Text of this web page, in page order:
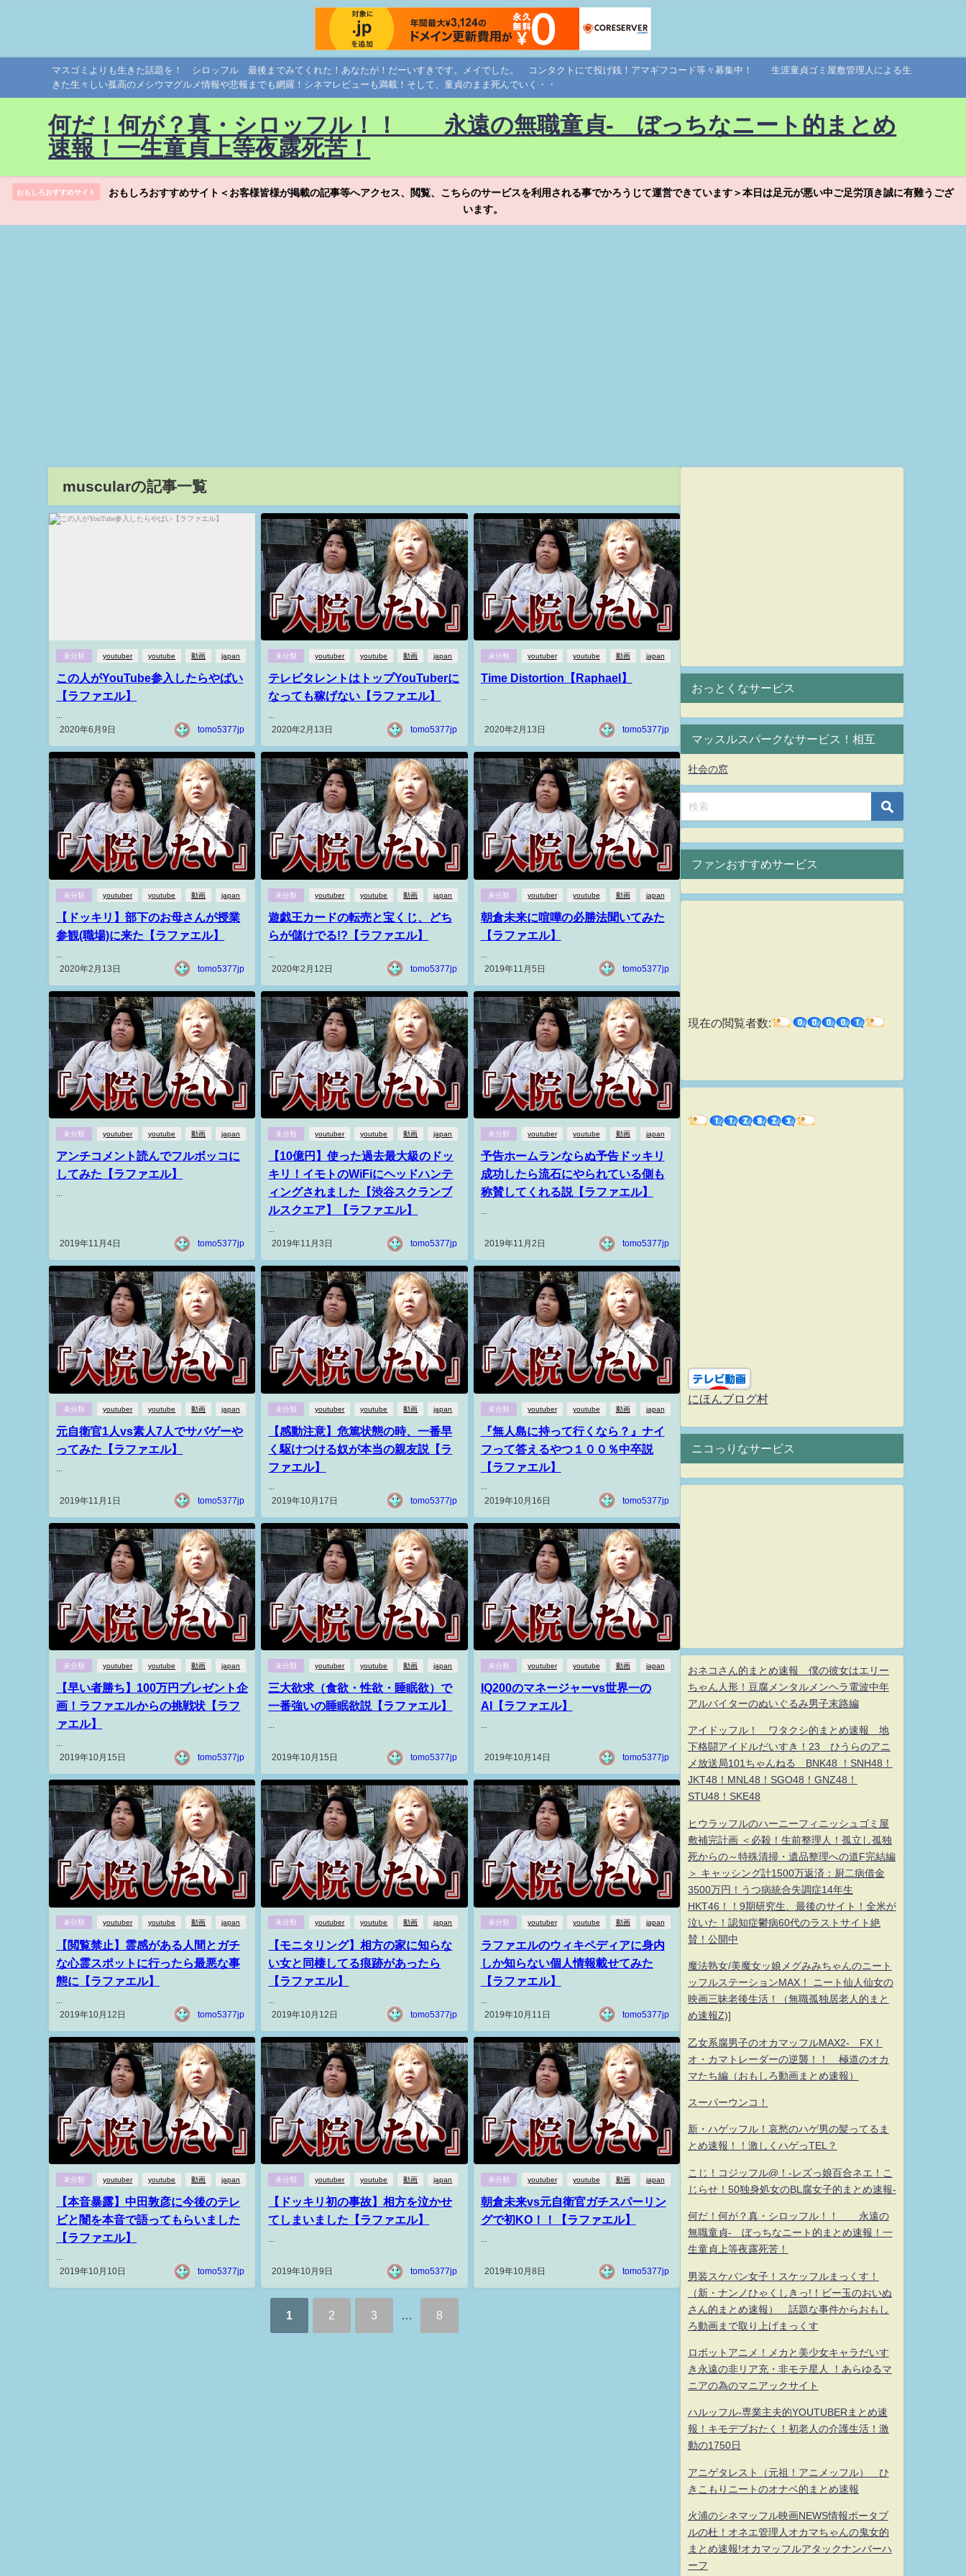
マスゴミよりも生きた話題を！ シロッフル 最後までみてくれた！あなたが！だーいすきです。メイでした。 コンタクトにて投げ銭！アマギフコード等々募集中！ 生涯童貞ゴミ屋敷管理人による生
きた生々しい孤高のメシウマグルメ情報や悲報までも網羅！シネマレビューも満載！そして、童貞のまま死んでいく・・
何だ！何が？真・シロッフル！！ 永遠の無職童貞- ぼっちなニート的まとめ
速報！一生童貞上等夜露死苦！
おもしろおすすめサイト
おもしろおすすめサイト＜お客様皆様が掲載の記事等へアクセス、閲覧、こちらのサービスを利用される事でかろうじて運営できています＞本日は足元が悪い中ご足労頂き誠に有難うござ
います。
muscularの記事一覧
未分類 youtuber youtube 動画 japan
この人がYouTube参入したらやばい
【ラファエル】
...
2020年6月9日
tomo5377jp
未分類 youtuber youtube 動画 japan
テレビタレントはトップYouTuberに
なっても稼げない【ラファエル】
...
2020年2月13日
tomo5377jp
未分類 youtuber youtube 動画 japan
Time Distortion【Raphael】
...
2020年2月13日 tomo5377jp
未分類 youtuber youtube 動画 japan
【ドッキリ】部下のお母さんが授業
参観(職場)に来た【ラファエル】
2020年2月13日
tomo5377jp
未分類 youtuber youtube 動画 japan
遊戯王カードの転売と宝くじ、どち
らが儲けでる!?【ラファエル】
2020年2月12日
tomo5377jp
未分類 youtuber youtube 動画 japan
朝倉未来に喧嘩の必勝法聞いてみた
【ラファエル】
2019年11月5日
tomo5377jp
未分類 youtuber youtube 動画 japan
アンチコメント読んでフルボッコに
してみた【ラファエル】
2019年11月4日 tomo5377jp
未分類 youtuber youtube 動画 japan
【10億円】使った過去最大級のドッ
キリ！イモトのWiFiにヘッドハンテ
ィングされました【渋谷スクランブ
ルスクエア】【ラファエル】
2019年11月3日
tomo5377jp
未分類 youtuber youtube 動画 japan
予告ホームランならぬ予告ドッキリ
成功したら流石にやられている側も
称賛してくれる説【ラファエル】
2019年11月2日 tomo5377jp
未分類 youtuber youtube 動画 japan
元自衛官1人vs素人7人でサバゲーや
ってみた【ラファエル】
2019年11月1日 tomo5377jp
未分類 youtuber youtube 動画 japan
【感動注意】危篤状態の時、一番早
く駆けつける奴が本当の親友説【ラ
ファエル】
2019年10月17日
tomo5377jp
未分類 youtuber youtube 動画 japan
『無人島に持って行くなら？』ナイ
フって答えるやつ１００％中卒説
【ラファエル】
2019年10月16日
tomo5377jp
未分類 youtuber youtube 動画 japan
【早い者勝ち】100万円プレゼント企
画！ラファエルからの挑戦状【ラフ
ァエル】
2019年10月15日
tomo5377jp
未分類 youtuber youtube 動画 japan
三大欲求（食欲・性欲・睡眠欲）で
一番強いの睡眠欲説【ラファエル】
2019年10月15日 tomo5377jp
未分類 youtuber youtube 動画 japan
IQ200のマネージャーvs世界一の
AI【ラファエル】
2019年10月14日 tomo5377jp
未分類 youtuber youtube 動画 japan
【閲覧禁止】霊感がある人間とガチ
な心霊スポットに行ったら最悪な事
態に【ラファエル】
2019年10月12日
tomo5377jp
未分類 youtuber youtube 動画 japan
【モニタリング】相方の家に知らな
い女と同棲してる痕跡があったら
【ラファエル】
2019年10月12日
tomo5377jp
未分類 youtuber youtube 動画 japan
ラファエルのウィキペディアに身内
しか知らない個人情報載せてみた
【ラファエル】
2019年10月11日
tomo5377jp
未分類 youtuber youtube 動画 japan
【本音暴露】中田敦彦に今後のテレ
ビと闇を本音で語ってもらいました
【ラファエル】
2019年10月10日
tomo5377jp
未分類 youtuber youtube 動画 japan
【ドッキリ初の事故】相方を泣かせ
てしまいました【ラファエル】
2019年10月9日 tomo5377jp
未分類 youtuber youtube 動画 japan
朝倉未来vs元自衛官ガチスパーリン
グで初KO！！【ラファエル】
2019年10月8日 tomo5377jp
1 2 3 … 8
おっとくなサービス
マッスルスパークなサービス！相互
社会の窓
ファンおすすめサービス
現在の閲覧者数:
にほんブログ村
ニコっりなサービス
おネコさん的まとめ速報 僕の彼女はエリー
ちゃん人形！豆腐メンタルメンヘラ電波中年
アルバイターのぬいぐるみ男子末路編
アイドッフル！ ワタクシ的まとめ速報 地
下格闘アイドルだいすき！23 ひうらのアニ
メ放送局101ちゃんねる BNK48 ！SNH48！
JKT48！MNL48！SGO48！GNZ48！
STU48！SKE48
ヒウラッフルのハーニーフィニッシュゴミ屋
敷補完計画 ＜必殺！生前整理人！孤立し孤独
死からの～特殊清掃・遺品整理への道F完結編
＞ キャッシング計1500万返済：厨二病借金
3500万円！うつ病統合失調症14年生
HKT46！！9期研究生、最後のサイト！全米が
泣いた！認知症鬱病60代のラストサイト絶
賛！公開中
魔法熟女/美魔女ッ娘メグみみちゃんのニート
ッフルステーションMAX！ ニート仙人仙女の
映画三昧老後生活！（無職孤独居老人的まと
め速報Z)]
乙女系腐男子のオカマッフルMAX2- FX！
オ・カマトレーダーの逆襲！！ 極道のオカ
マたち編（おもしろ動画まとめ速報）
スーパーウンコ！
新・ハゲッフル！哀愁のハゲ男の髪ってるま
とめ速報！！激しくハゲっTEL？
こじ！コジッフル@！-レズっ娘百合ネエ！こ
じらせ！50独身処女のBL腐女子的まとめ速報-
何だ！何が？真・シロッフル！！ 永遠の
無職童貞- ぼっちなニート的まとめ速報！一
生童貞上等夜露死苦！
男装スケバン女子！スケッフルまっくす！
（新・ナンノひゃくしきっ!！ビー玉のおいぬ
さん的まとめ速報） 話題な事件からおもし
ろ動画まで取り上げまっくす
ロボットアニメ！メカと美少女キャラだいす
き永遠の非リア充・非モテ星人 ！あらゆるマ
ニアの為のマニアックサイト
ハルッフル-専業主夫的YOUTUBERまとめ速
報！キモデブおたく！初老人の介護生活！激
動の1750日
アニゲタレスト（元祖！アニメッフル） ひ
きこもりニートのオナベ的まとめ速報
火浦のシネマッフル映画NEWS情報ポータブ
ルの杜！オネエ管理人オカマちゃんの鬼女的
まとめ速報!オカマッフルアタックナンバーハ
ーフ